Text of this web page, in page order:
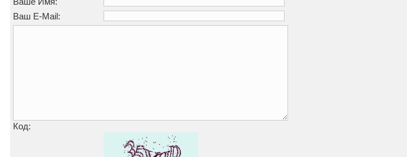
Ваш E-Mail:
Код: